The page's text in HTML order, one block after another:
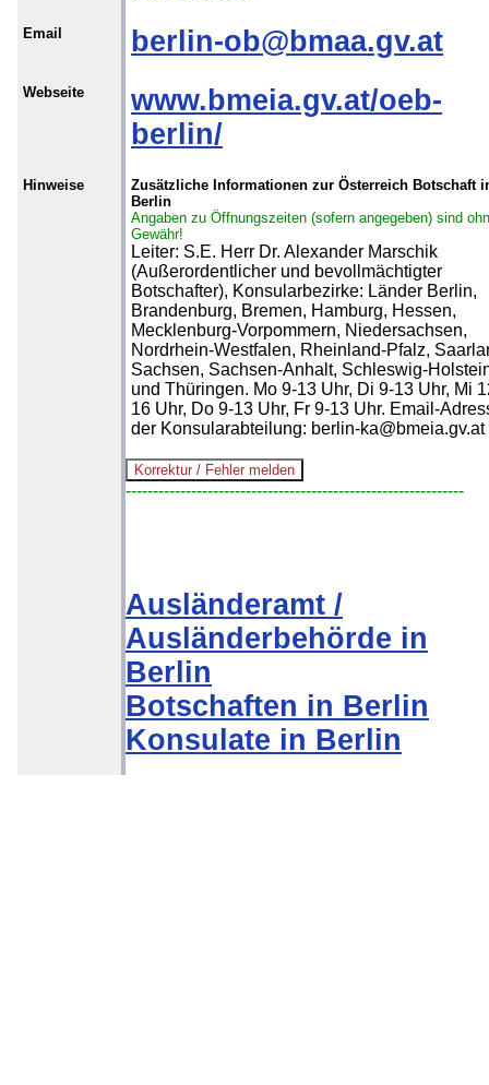
Email berlin-ob@bmaa.gv.at
Webseite
www.bmeia.gv.at/oeb-
berlin/
Hinweise
Zusätzliche Informationen zur Österreich Botschaft
Berlin
Angaben zu Öffnungszeiten (sofern angegeben) sind
Gewähr!
Leiter: S.E. Herr Dr. Alexander Marschik
(Außerordentlicher und bevollmächtigter
Botschafter), Konsularbezirke: Länder Berlin,
Brandenburg, Bremen, Hamburg, Hessen,
Mecklenburg-Vorpommern, Niedersachsen,
Nordrhein-Westfalen, Rheinland-Pfalz,
Sachsen, Sachsen-Anhalt, Schleswig-
und Thüringen. Mo 9-13 Uhr, Di 9-13 Uhr, Mi
16 Uhr, Do 9-13 Uhr, Fr 9-13 Uhr. Email-
der Konsularabteilung: berlin-ka@bmeia.gv.at
--------------------------------------------------------------
Ausländeramt /
Ausländerbehörde in
Berlin
Botschaften in Berlin
Konsulate in Berlin